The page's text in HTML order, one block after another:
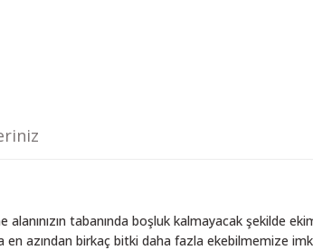
alanınızın tabanında boşluk kalmayacak şekilde
en azından birkaç bitki daha fazla ekebilmemize